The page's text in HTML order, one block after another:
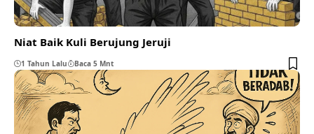
Niat Baik Kuli Berujung Jeruji
1 Tahun Lalu Baca 5 Mnt